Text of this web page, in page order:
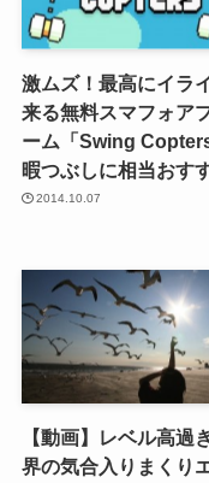
激ムズ！最高にイラ
来る無料スマフォア
ーム「Swing
暇つぶしに相当おす
2014.10.07
【動画】レベル高過
界の気合入りまくり